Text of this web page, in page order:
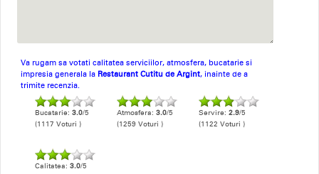
Va rugam sa votati calitatea serviciilor, atmosfera, bucatarie si
impresia generala la Restaurant Cutitu de Argint, inainte de a
trimite recenzia.
Bucatarie: 3.0/5
(1117 Voturi )
Atmosfera: 3.0/5
(1259 Voturi )
Servire: 2.9/5
(1122 Voturi )
Calitatea: 3.0/5